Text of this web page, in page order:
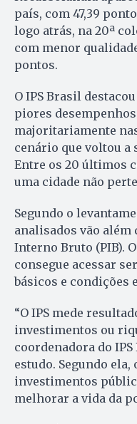
país, com 47,39
logo atrás, na 20ª
com menor
pontos.
O IPS Brasil
piores
majoritariamente
cenário que voltou a
Entre os 20 últimos
uma cidade não
Segundo o
analisados vão além
Interno Bruto (PIB).
consegue acessar
básicos e condições
“O IPS mede
investimentos ou
coordenadora do
estudo. Segundo
investimentos
melhorar a vida da